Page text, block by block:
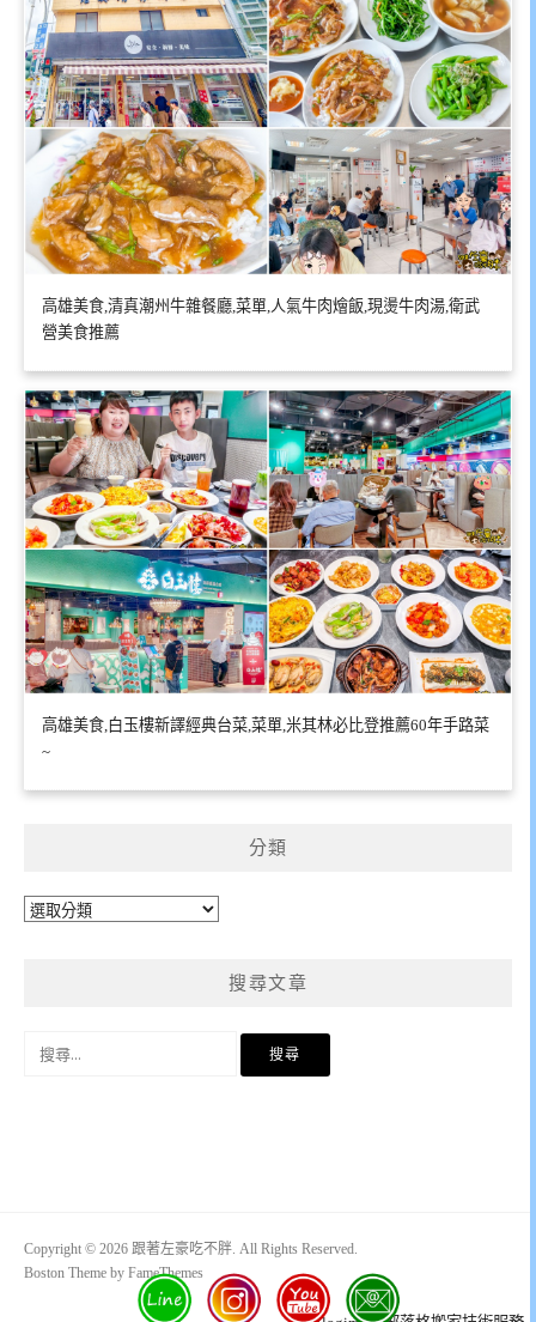
高雄美食,清真潮州牛雜餐廳,菜單,人氣牛肉燴飯,現燙牛肉湯,衛武
營美食推薦
高雄美食,白玉樓新譯經典台菜,菜單,米其林必比登推薦60年手路菜
~
分類
分
搜尋文章
Copyright © 2026 跟著左豪吃不胖. All Rights Reserved.
Boston Theme by FameThemes